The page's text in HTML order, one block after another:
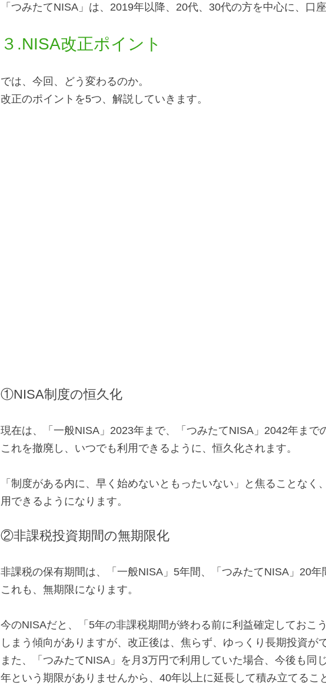
「つみたてNISA」は、2019年以降、20代、30代の方を中心に、口
３.NISA改正ポイント
では、今回、どう変わるのか。
改正のポイントを5つ、解説していきます。
①NISA制度の恒久化
現在は、「一般NISA」2023年まで、「つみたてNISA」2042年まで
これを撤廃し、いつでも利用できるように、恒久化されます。
「制度がある内に、早く始めないともったいない」と焦ることなく
用できるようになります。
②非課税投資期間の無期限化
非課税の保有期間は、「一般NISA」5年間、「つみたてNISA」20年
これも、無期限になります。
今のNISAだと、「5年の非課税期間が終わる前に利益確定しておこ
しまう傾向がありますが、改正後は、焦らず、ゆっくり長期投資が
また、「つみたてNISA」を月3万円で利用していた場合、今後も同
年という期限がありませんから、40年以上に延長して積み立てるこ